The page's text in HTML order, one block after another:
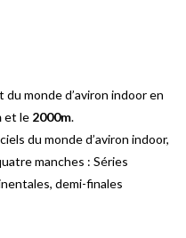
monde d’aviron indoor en
et le 2000m.
du monde d’aviron indoor,
manches : Séries
demi-finales